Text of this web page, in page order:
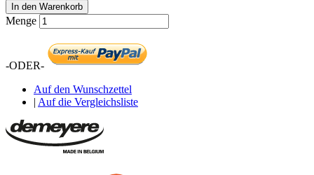
In den Warenkorb
Menge
-ODER-
Auf den Wunschzettel
| Auf die Vergleichsliste